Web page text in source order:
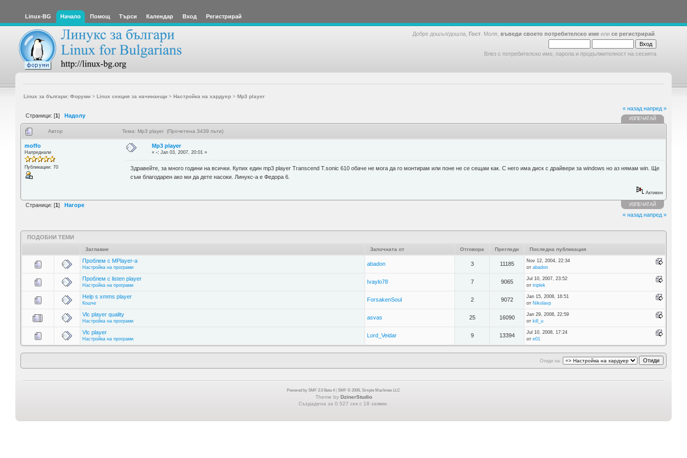
Linux-BG Начало Помощ Търси Календар Вход Регистрирай
Добре дошъл/дошла, Гост . Моля, въведи своето потребителско име или се регистрирай
Влез с потребителско име, парола и продължителност на сесията
Linux за българи: Форуми> Linux секция за начинаещи> Настройка на хардуер> Mp3 player
Страници: [1] Надолу
« назад напред »
ИЗПЕЧАТАЙ
Автор Тема: Mp3 player (Прочетена 3439 пъти)
moffo
Напреднали
Публикации: 70
Mp3 player
«-: Jan 03, 2007, 20:01 »
Здравейте, за много години на всички. Купих един mp3 player Transcend T.sonic 610 обаче не мога да го монтирам или поне не се сещам как. С него има диск с драйвери за windows но аз нямам win. Ще
съм благодарен ако ми да дете насоки. Линукс-а е Федора 6.
Активен
Страници: [1] Нагоре ИЗПЕЧАТАЙ
« назад напред »
ПОДОБНИ ТЕМИ
Заглавие Започната от Отговора Прегледи Последна публикация
Проблем с МPlayer-a
Настройка на програми
abadon 3 11185
Nov 12, 2004, 22:34
от abadon
Проблем с listen player
Настройка на програми
Ivaylo78 7 9065
Jul 10, 2007, 23:52
от triplek
Help s xmms player
Кошче
ForsakenSoul 2 9072
Jan 15, 2008, 16:51
от Nikolavp
Vlc player quality
Настройка на програми
asvas 25 16090
Jan 29, 2008, 22:59
от kill_u
Vlc player
Настройка на програми
Lord_Veidar 9 13394
Jul 10, 2008, 17:24
от e01
Отиди на:
Powered by SMF 2.0 Beta 4 SMF © 2006, Simple Machines LLC
Theme by DzinerStudio
Създадена за 0.527 сек с 18 заявки.